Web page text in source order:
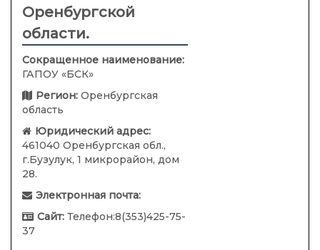
Оренбургской
области.
Сокращенное наименование:
ГАПОУ «БСК»
Регион: Оренбургская
область
Юридический адрес:
461040 Оренбургская обл.,
г.Бузулук, 1 микрорайон, дом
28.
Электронная почта:
Сайт: Телефон:8(353)425-75-
37